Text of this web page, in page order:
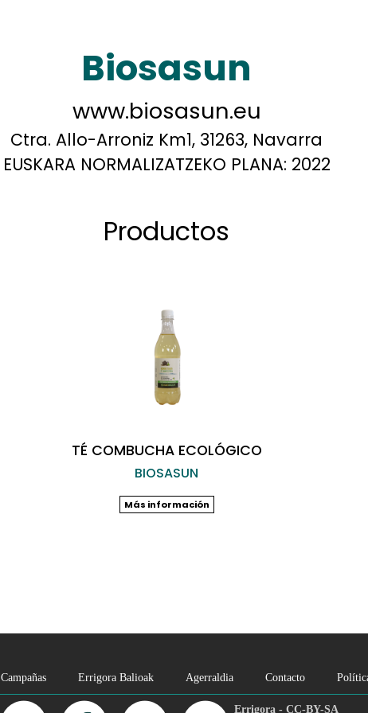
Biosasun
www.biosasun.eu
Ctra. Allo-Arroniz Km1, 31263, Navarra
EUSKARA NORMALIZATZEKO PLANA: 2022
Productos
TÉ COMBUCHA ECOLÓGICO
BIOSASUN
Más información
Campañas Errigora Balioak Agerraldia Contacto
Errigora - CC-BY-SA